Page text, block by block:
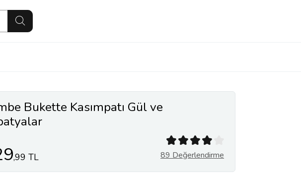
Bukette Kasımpatı Gül ve
,99 TL 89 Değerlendirme